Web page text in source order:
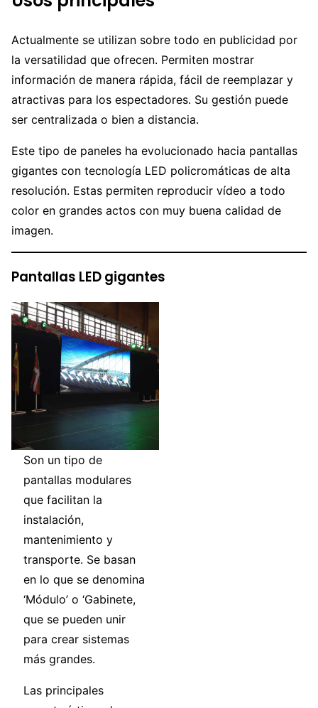
Actualmente se utilizan sobre todo en publicidad por
la versatilidad que ofrecen. Permiten mostrar
información de manera rápida, fácil de reemplazar y
atractivas para los espectadores. Su gestión puede
ser centralizada o bien a distancia.
Este tipo de paneles ha evolucionado hacia pantallas
gigantes con tecnología LED policromáticas de alta
resolución. Estas permiten reproducir vídeo a todo
color en grandes actos con muy buena calidad de
imagen.
Pantallas LED gigantes
Son un tipo de
pantallas modulares
que facilitan la
instalación,
mantenimiento y
transporte. Se basan
en lo que se denomina
‘Módulo’ o ‘Gabinete,
que se pueden unir
para crear sistemas
más grandes.
Las principales